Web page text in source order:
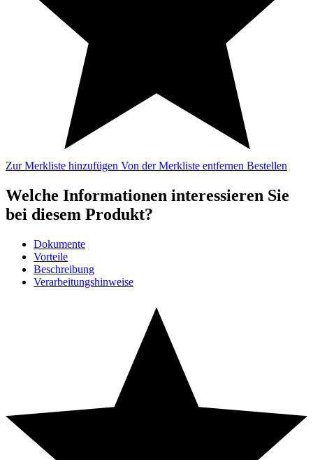
Zur Merkliste hinzufügen Von der Merkliste entfernen Bestellen
Welche Informationen interessieren Sie
bei diesem Produkt?
Dokumente
Vorteile
Beschreibung
Verarbeitungshinweise